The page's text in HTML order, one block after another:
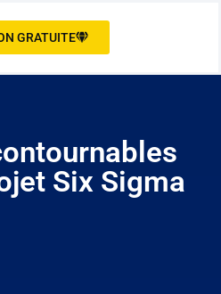
GRATUITE
Six Sigma